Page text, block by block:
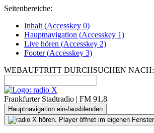
Seitenbereiche:
Inhalt (Accesskey 0)
Hauptnavigation (Accesskey 1)
Live hören (Accesskey 2)
Footer(Accesskey 3)
WEBAUFTRITT DURCHSUCHEN NACH:
Frankfurter Stadtradio | FM 91,8
Hauptnavigation ein-/ausblenden